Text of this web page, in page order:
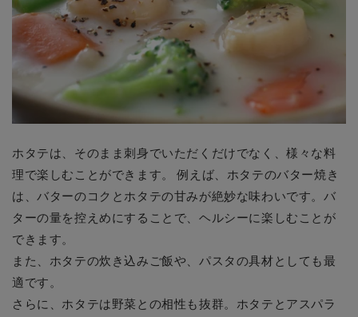
ホタテは、そのまま刺身でいただくだけでなく、様々な料
理で楽しむことができます。 例えば、ホタテのバター焼き
は、バターのコクとホタテの甘みが絶妙な味わいです。バ
ターの量を控えめにすることで、ヘルシーに楽しむことが
できます。
また、ホタテの炊き込みご飯や、パスタの具材としても最
適です。
さらに、ホタテは野菜との相性も抜群。ホタテとアスパラ